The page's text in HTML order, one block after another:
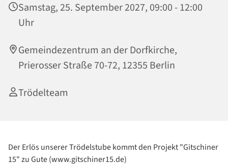
Samstag, 25. September 2027, 09:00 - 12:00
Uhr
Gemeindezentrum an der Dorfkirche,
Prierosser Straße 70-72, 12355 Berlin
Trödelteam
Der Erlös unserer Trödelstube kommt den Projekt "Gitschiner
15" zu Gute (www.gitschiner15.de)